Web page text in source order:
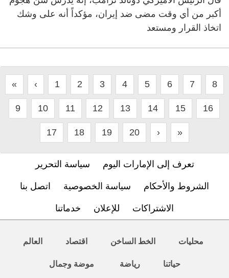
أكبر من أي وقت مضى ضد إيران، مؤكداً أنه على وشك
اتخاذ القرار ومستعد
« ‹ 1 2 3 4 5 6 7 8
9 10 11 12 13 14 15 16
17 18 19 20 › »
تعرف إلى الإمارات اليوم سياسة التحرير
الشروط والأحكام سياسة الخصوصية اتصل بنا
الاشتراكات للإعلان خدماتنا
محليات الخط الساخن اقتصاد العالم
حياتنا رياضة موضة وجمال